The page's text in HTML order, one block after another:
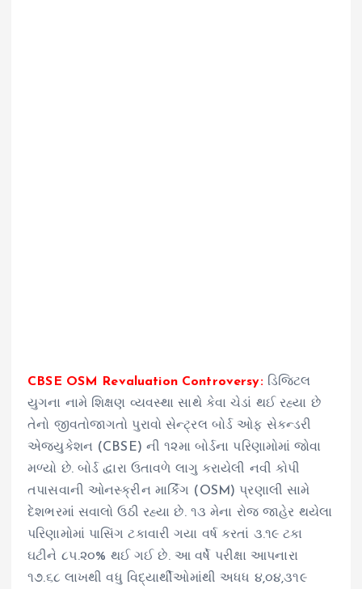
CBSE OSM Revaluation Controversy:ડિજિટલ
યુગના નામે શિક્ષણ વ્યવસ્થા સાથે કેવા ચેડાં થઈ રહ્યા છે
તેનો જીવતોજાગતો પુરાવો સેન્ટ્રલ બોર્ડ ઓફ સેકન્ડરી
એજ્યુકેશન (CBSE) ની ૧૨મા બોર્ડના પરિણામોમાં જોવા
મળ્યો છે. બોર્ડ દ્વારા ઉતાવળે લાગુ કરાયેલી નવી કોપી
તપાસવાની ઓનસ્ક્રીન માર્કિંગ (OSM) પ્રણાલી સામે
દેશભરમાં સવાલો ઉઠી રહ્યા છે. ૧૩ મેના રોજ જાહેર થયેલા
પરિણામોમાં પાસિંગ ટકાવારી ગયા વર્ષ કરતાં ૩.૧૯ ટકા
ઘટીને ૮૫.૨૦% થઈ ગઈ છે. આ વર્ષે પરીક્ષા આપનારા
૧૭.૬૮ લાખથી વધુ વિદ્યાર્થીઓમાંથી અધધ ૪,૦૪,૩૧૯